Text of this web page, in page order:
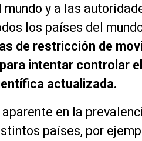
y a las
los países del
de restricción de
intentar controlar
actualizada.
en la
países, por